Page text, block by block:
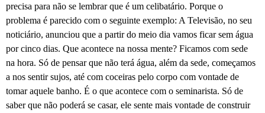
precisa para não se lembrar que é um celibatário. Porque o
problema é parecido com o seguinte exemplo: A Televisão, no seu
noticiário, anunciou que a partir do meio dia vamos ficar sem água
por cinco dias. Que acontece na nossa mente? Ficamos com sede
na hora. Só de pensar que não terá água, além da sede, começamos
a nos sentir sujos, até com coceiras pelo corpo com vontade de
tomar aquele banho. É o que acontece com o seminarista. Só de
saber que não poderá se casar, ele sente mais vontade de construir